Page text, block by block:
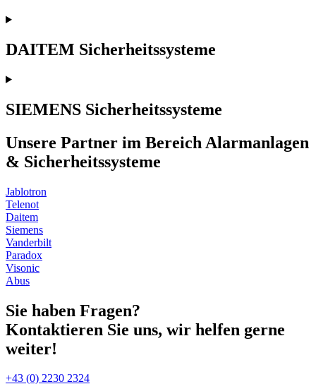
DAITEM Sicherheitssysteme
SIEMENS Sicherheitssysteme
Unsere Partner im Bereich Alarmanlagen
& Sicherheitssysteme
Jablotron
Telenot
Daitem
Siemens
Vanderbilt
Paradox
Visonic
Abus
Sie haben Fragen?
Kontaktieren Sie uns, wir helfen gerne
weiter!
+43 (0) 2230 2324